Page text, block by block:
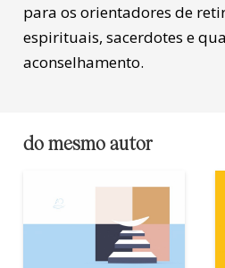
para os orientadores de
espirituais, sacerdotes e
aconselhamento.
do mesmo autor